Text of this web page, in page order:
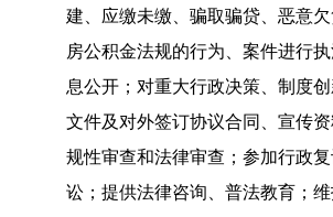
建、应缴未缴、骗取骗贷、恶意
房公积金法规的行为、案件进行
息公开 ； 对重大行政决策、制度
文件及对外签订协议合同、宣传
规性审查和法律审查 ； 参加行政
讼 ； 提供法律咨询、普法教育 ；